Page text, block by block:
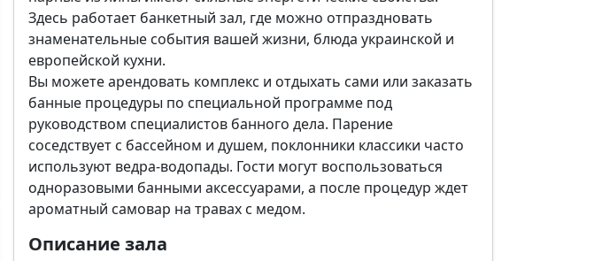
Здесь работает банкетный зал, где можно отпраздновать
знаменательные события вашей жизни, блюда украинской и
европейской кухни.
Вы можете арендовать комплекс и отдыхать сами или заказать
банные процедуры по специальной программе под
руководством специалистов банного дела. Парение
соседствует с бассейном и душем, поклонники классики часто
используют ведра-водопады. Гости могут воспользоваться
одноразовыми банными аксессуарами, а после процедур ждет
ароматный самовар на травах с медом.
Описание зала